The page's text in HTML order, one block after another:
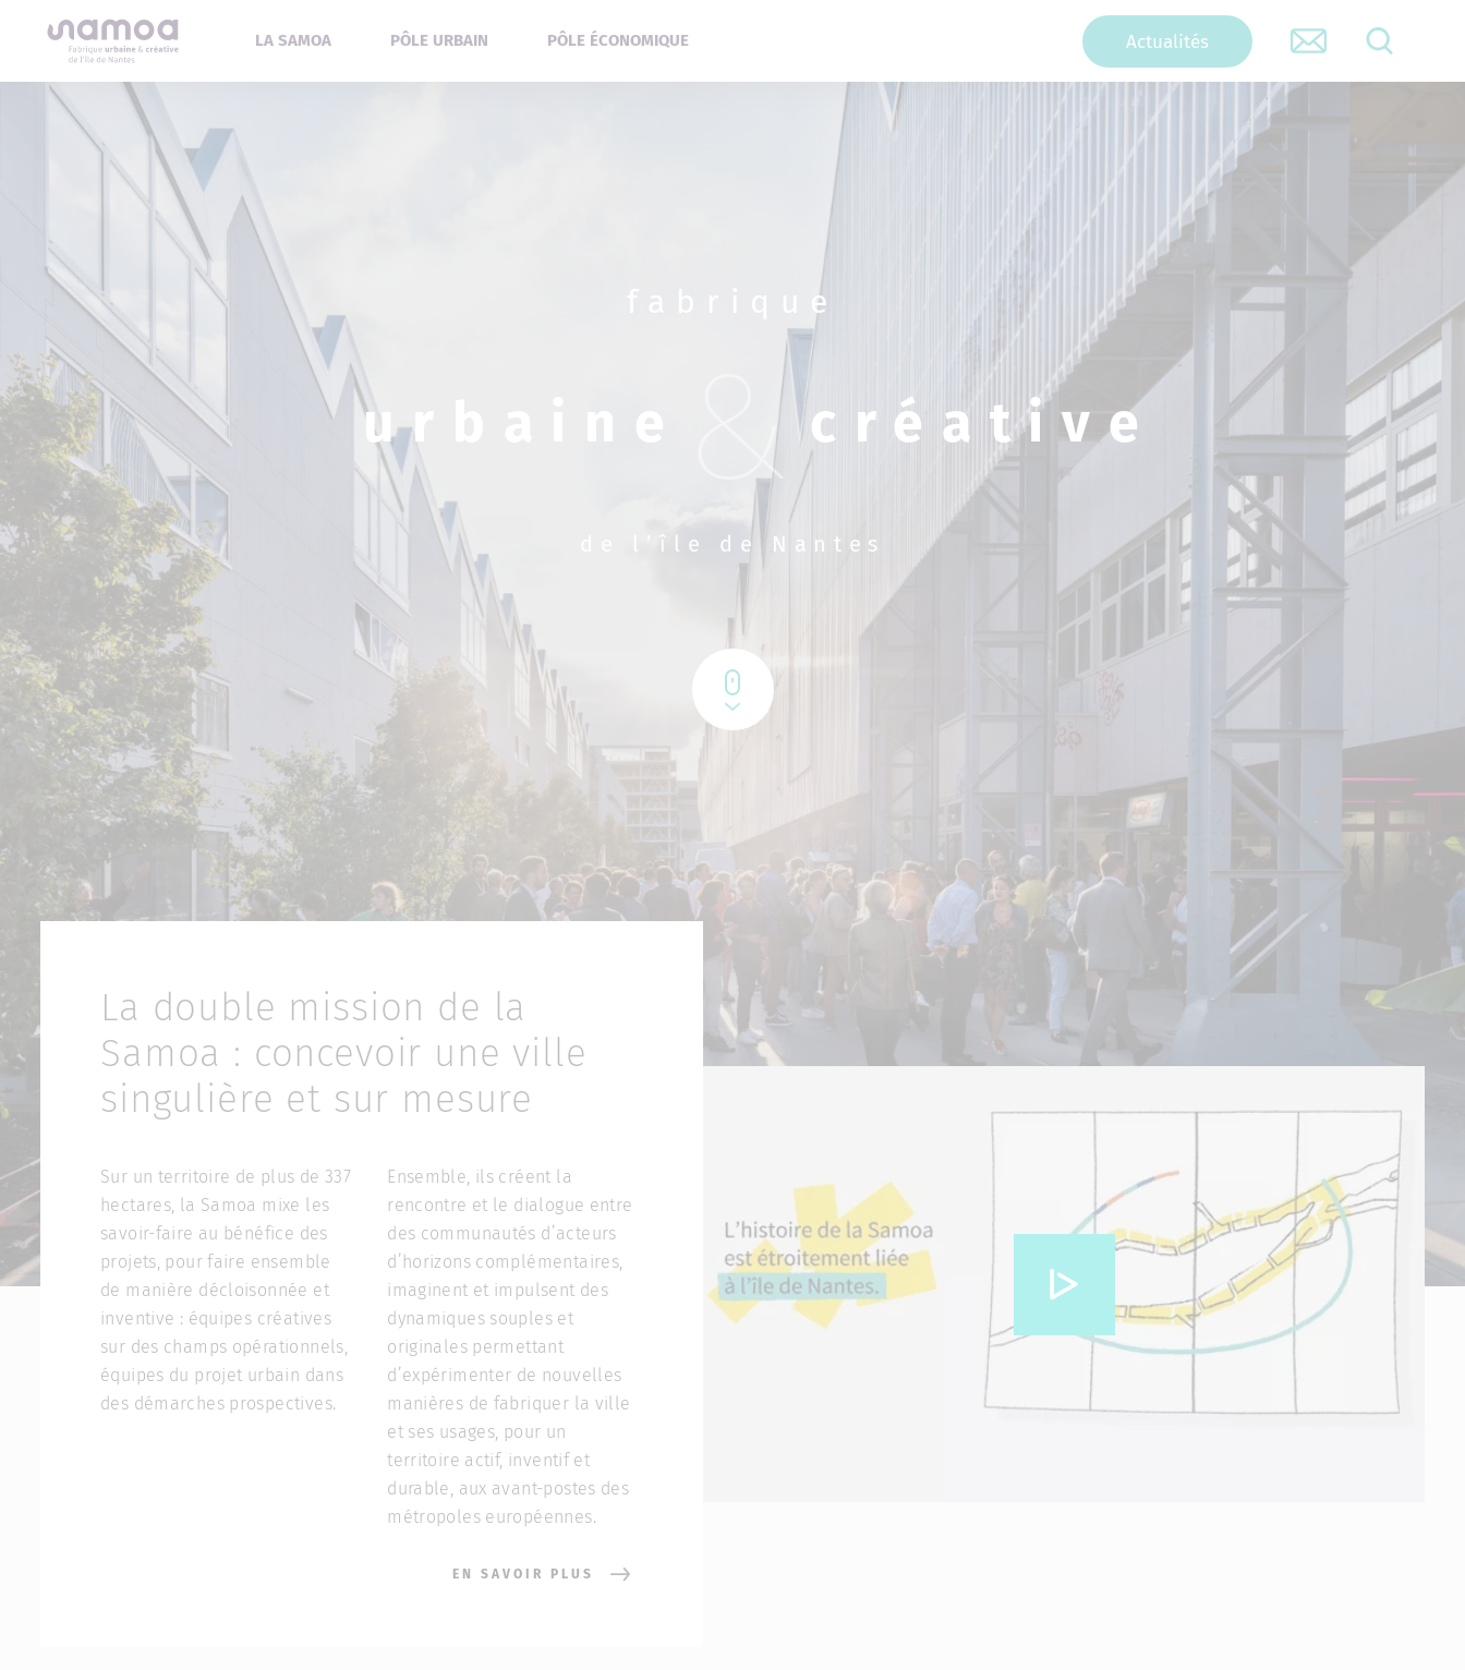
LA SAMOA PÔLE URBAIN PÔLE ÉCONOMIQUE Actualités
fabrique
urbaine &créative
de l’île de Nantes
La double mission de la
Samoa : concevoir une ville
singulière et sur mesure
Sur un territoire de plus de 337
hectares, la Samoa mixe les
savoir-faire au bénéfice des
projets, pour faire ensemble
de manière décloisonnée et
inventive : équipes créatives
sur des champs opérationnels,
équipes du projet urbain dans
des démarches prospectives.
Ensemble, ils créent la
rencontre et le dialogue entre
des communautés d’acteurs
d’horizons complémentaires,
imaginent et impulsent des
dynamiques souples et
originales permettant
d’expérimenter de nouvelles
manières de fabriquer la ville
et ses usages, pour un
territoire actif, inventif et
durable, aux avant-postes des
métropoles européennes.
EN SAVOIR PLUS